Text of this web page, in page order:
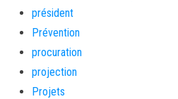
président
Prévention
procuration
projection
Projets